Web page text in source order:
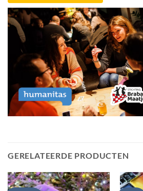
GERELATEERDE PRODUCTEN